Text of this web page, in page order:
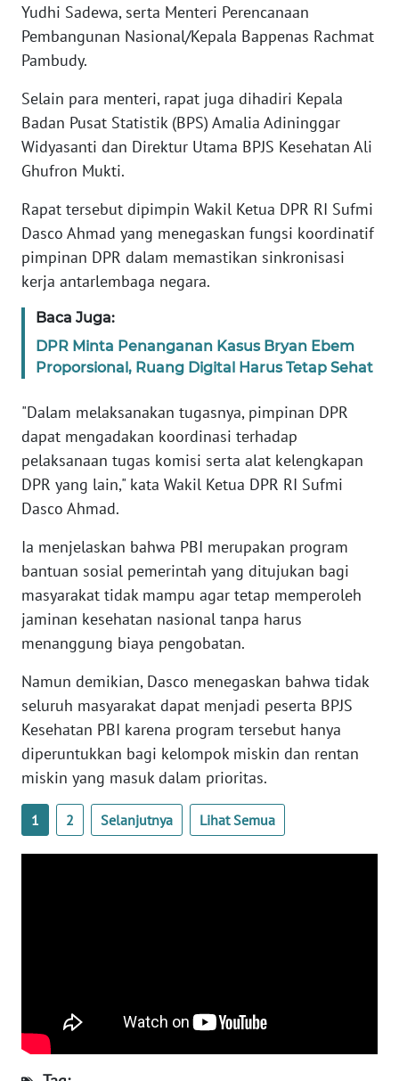
Yudhi Sadewa, serta Menteri Perencanaan
Pembangunan Nasional/Kepala Bappenas Rachmat
Pambudy.
Selain para menteri, rapat juga dihadiri Kepala
Badan Pusat Statistik (BPS) Amalia Adininggar
Widyasanti dan Direktur Utama BPJS Kesehatan Ali
Ghufron Mukti.
Rapat tersebut dipimpin Wakil Ketua DPR RI Sufmi
Dasco Ahmad yang menegaskan fungsi koordinatif
pimpinan DPR dalam memastikan sinkronisasi
kerja antarlembaga negara.
Baca Juga:
DPR Minta Penanganan Kasus Bryan Ebem
Proporsional, Ruang Digital Harus Tetap Sehat
"Dalam melaksanakan tugasnya, pimpinan DPR
dapat mengadakan koordinasi terhadap
pelaksanaan tugas komisi serta alat kelengkapan
DPR yang lain," kata Wakil Ketua DPR RI Sufmi
Dasco Ahmad.
Ia menjelaskan bahwa PBI merupakan program
bantuan sosial pemerintah yang ditujukan bagi
masyarakat tidak mampu agar tetap memperoleh
jaminan kesehatan nasional tanpa harus
menanggung biaya pengobatan.
Namun demikian, Dasco menegaskan bahwa tidak
seluruh masyarakat dapat menjadi peserta BPJS
Kesehatan PBI karena program tersebut hanya
diperuntukkan bagi kelompok miskin dan rentan
miskin yang masuk dalam prioritas.
1 2 Selanjutnya Lihat Semua
Wahana
News
Regional
WN
SUMUT
WN
WN
JABAR
BANTEN
WN
WN
KEPRI
WN
PAPUA
PAPUA
BARAT
WN
WN
SERAMBI
WN
WN
SULBAR